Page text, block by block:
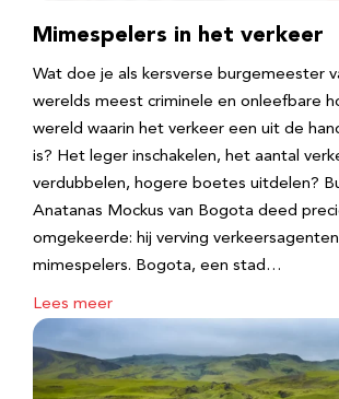
Mimespelers in het verkeer
Wat doe je als kersverse burgemeester
werelds meest criminele en onleefbare
wereld waarin het verkeer een uit de
is? Het leger inschakelen, het aantal
verdubbelen, hogere boetes uitdelen?
Anatanas Mockus van Bogota deed
omgekeerde: hij verving
mimespelers. Bogota, een stad…
Lees meer